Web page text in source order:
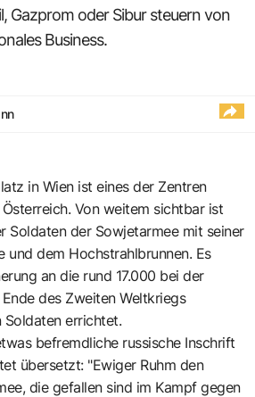
Gazprom oder Sibur steuern von
Business.
in Wien ist eines der Zentren
Von weitem sichtbar ist
Soldaten der Sowjetarmee mit seiner
und dem Hochstrahlbrunnen. Es
an die rund 17.000 bei der
des Zweiten Weltkriegs
Soldaten errichtet.
befremdliche russische Inschrift
übersetzt: "Ewiger Ruhm den
die gefallen sind im Kampf gegen